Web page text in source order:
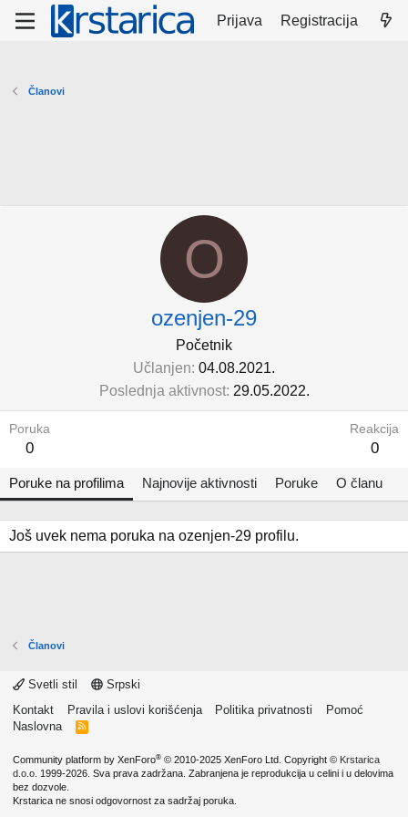
Prijava Registracija
Članovi
O
ozenjen-29
Početnik
Učlanjen 04.08.2021.
Poslednja aktivnost 29.05.2022.
Poruka
0
Reakcija
0
Poruke na profilima Najnovije aktivnosti Poruke O članu
Još uvek nema poruka na ozenjen-29 profilu.
Članovi
Svetli stil
Srpski
Kontakt
Pravila i uslovi korišćenja Politika privatnosti
Pomoć
Naslovna
R
Community platform by XenForo® © 2010-2025 XenForo Ltd. Copyright © Krstarica
d.o.o. 1999-2026. Sva prava zadržana. Zabranjena je reprodukcija u celini i u delovima
bez dozvole.
Krstarica ne snosi odgovornost za sadržaj poruka.